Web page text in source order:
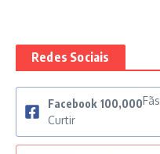
Redes Sociais
Facebook 100,000Fãs
Curtir